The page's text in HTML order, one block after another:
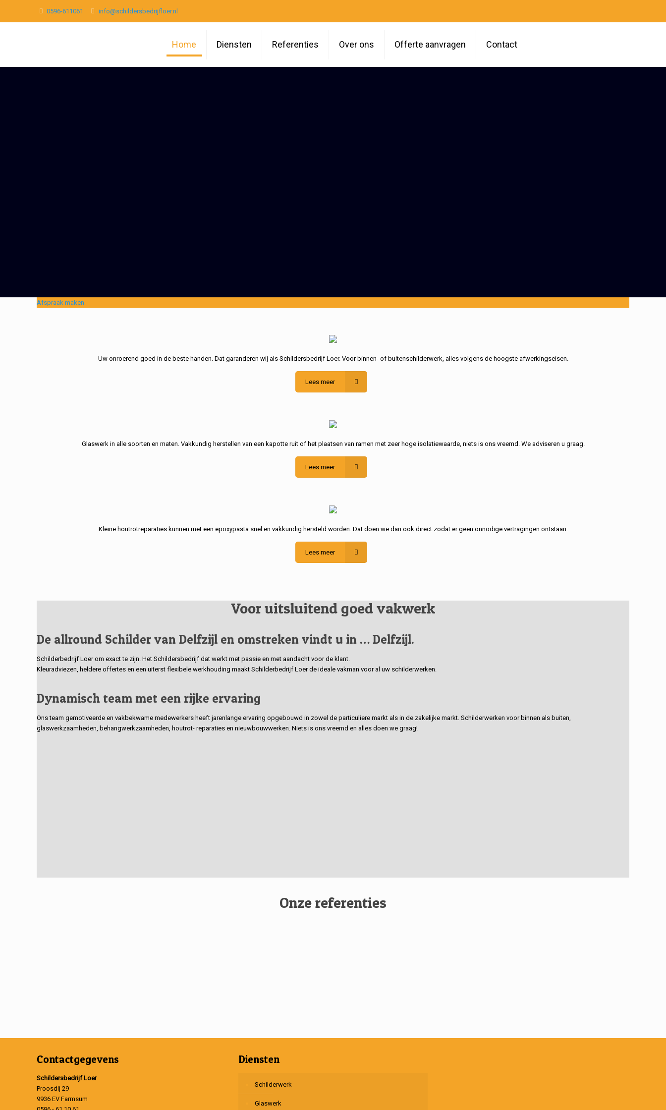
0596-611061 info@schildersbedrijfloer.nl
Home Diensten Referenties Over ons Offerte aanvragen Contact
Afspraak maken
Uw onroerend goed in de beste handen. Dat garanderen wij als Schildersbedrijf Loer. Voor binnen- of buitenschilderwerk, alles volgens de hoogste afwerkingseisen.
Lees meer
Glaswerk in alle soorten en maten. Vakkundig herstellen van een kapotte ruit of het plaatsen van ramen met zeer hoge isolatiewaarde, niets is ons vreemd. We adviseren u graag.
Lees meer
Kleine houtrotreparaties kunnen met een epoxypasta snel en vakkundig hersteld worden. Dat doen we dan ook direct zodat er geen onnodige vertragingen ontstaan.
Lees meer
Voor uitsluitend goed vakwerk
De allround Schilder van Delfzijl en omstreken vindt u in … Delfzijl.
Schilderbedrijf Loer om exact te zijn. Het Schildersbedrijf dat werkt met passie en met aandacht voor de klant.
Kleuradviezen, heldere offertes en een uiterst flexibele werkhouding maakt Schilderbedrijf Loer de ideale vakman voor al uw schilderwerken.
Dynamisch team met een rijke ervaring
Ons team gemotiveerde en vakbekwame medewerkers heeft jarenlange ervaring opgebouwd in zowel de particuliere markt als in de zakelijke markt. Schilderwerken voor binnen als buiten,
glaswerkzaamheden, behangwerkzaamheden, houtrot- reparaties en nieuwbouwwerken. Niets is ons vreemd en alles doen we graag!
Onze referenties
Contactgegevens
Schildersbedrijf Loer
Proosdij 29
9936 EV Farmsum
Diensten
Schilderwerk
Glaswerk